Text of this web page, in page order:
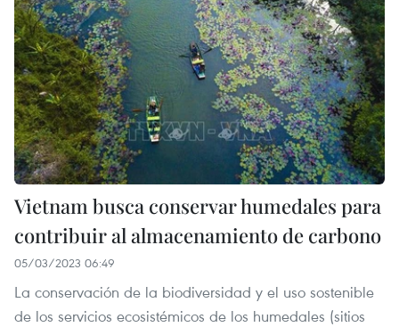
Vietnam busca conservar humedales para
contribuir al almacenamiento de carbono
05/03/2023 06:49
La conservación de la biodiversidad y el uso sostenible
de los servicios ecosistémicos de los humedales (sitios